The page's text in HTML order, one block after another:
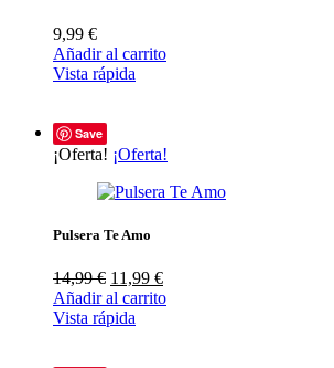
9,99 €
Añadir al carrito
Vista rápida
Save
¡Oferta! ¡Oferta!
Pulsera Te Amo
14,99€ El
precio
original
11,99 €El
precio
Añadir al carrito
Vista rápida